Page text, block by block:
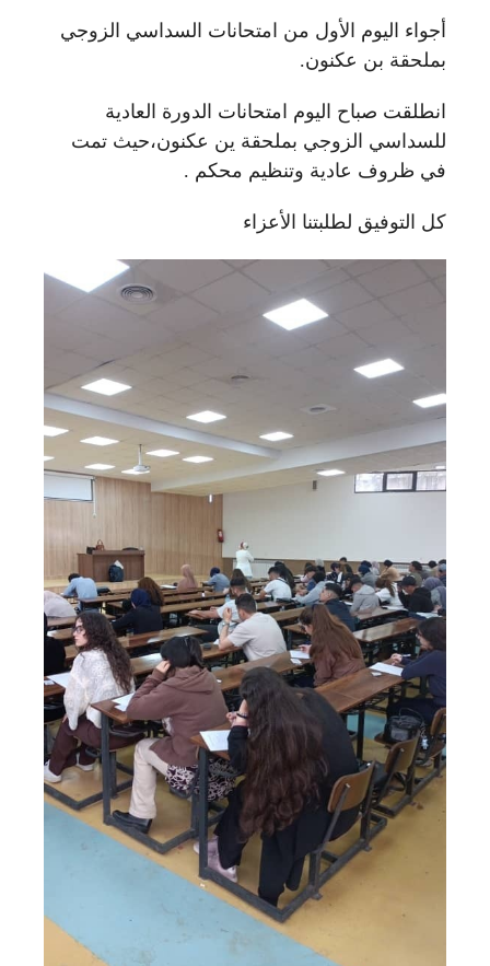
أجواء اليوم الأول من امتحانات السداسي الزوجي
بملحقة بن عكنون.
انطلقت صباح اليوم امتحانات الدورة العادية
للسداسي الزوجي بملحقة ين عكنون،حيث تمت
في ظروف عادية وتنظيم محكم .
كل التوفيق لطلبتنا الأعزاء